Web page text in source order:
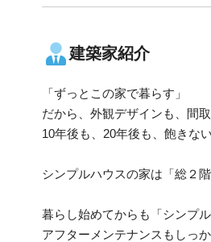
建築家紹介
「ずっとこの家で暮らす」
だから、外観デザインも、間
10年後も、20年後も、飽きな
シンプルハウスの家は「総２
暮らし始めてからも「シンプ
アフターメンテナンスもしっ